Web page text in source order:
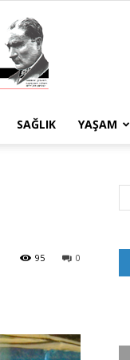
SAĞLIK YAŞAM
0
95